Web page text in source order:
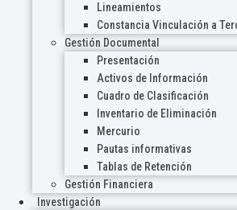
Lineamientos
Constancia Vinculación a
Gestión Documental
Presentación
Activos de Información
Cuadro de Clasificación
Inventario de Eliminación
Mercurio
Pautas informativas
Tablas de Retención
Gestión Financiera
Investigación